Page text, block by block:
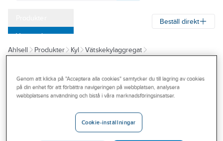
Varumärken
Kampanjer
Branscher
Beställ direkt
Ahlsell Produkter Kyl
Vätskekylaggregat
CLINT
CWW/J 1302B-
9003B Maxi
Power
Genom att klicka på "Acceptera alla cookies" samtycker du till lagring av cookies
på din enhet för att förbättra navigeringen på webbplatsen, analysera
webbplatsens användning och bistå i våra marknadsföringsinsatser.
Cookie-inställningar